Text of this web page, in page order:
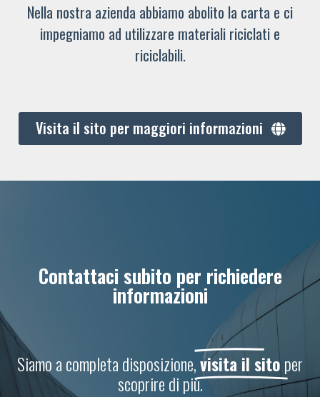
Nella nostra azienda abbiamo abolito la carta e ci
impegniamo ad utilizzare materiali riciclati e
riciclabili.
Visita il sito per maggiori informazioni
Contattaci subito per richiedere
informazioni
Siamo a completa disposizione,visita il sitoper
scoprire di più.